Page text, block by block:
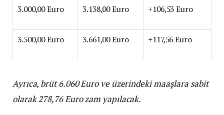
3.000,00 Euro 3.138,00 Euro +106,53 Euro
3.500,00 Euro 3.661,00 Euro +117,56 Euro
Ayrıca, brüt 6.060 Euro ve üzerindeki maaşlara sabit
olarak 278,76 Euro zam yapılacak.